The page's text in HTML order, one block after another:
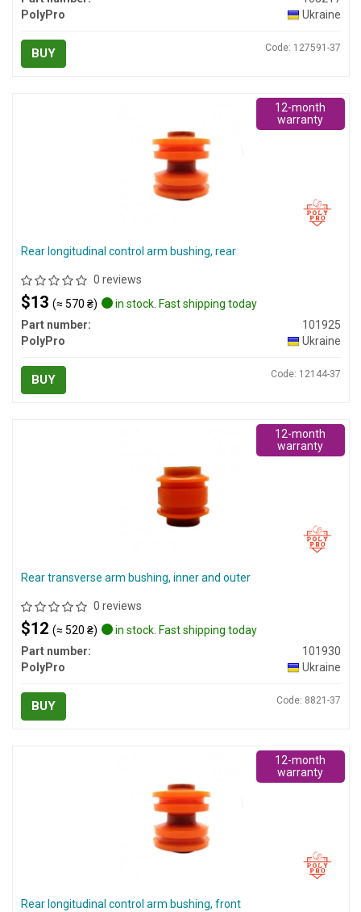
PolyPro
Ukraine
BUY Code: 127591-37
Rear longitudinal control arm bushing, rear
0 reviews
$13 (≈ 570 ₴)
in stock. Fast shipping today
Part number:
101925
PolyPro
Ukraine
BUY Code: 12144-37
12-month
warranty
Rear transverse arm bushing, inner and outer
0 reviews
$12 (≈ 520 ₴)
in stock. Fast shipping today
Part number:
101930
PolyPro
Ukraine
BUY Code: 8821-37
12-month
warranty
Rear longitudinal control arm bushing, front
12-month
warranty